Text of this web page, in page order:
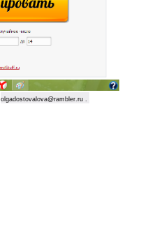
olgadostovalova@rambler.ru .